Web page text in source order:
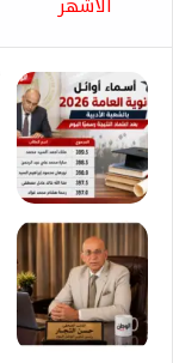
الأشهر